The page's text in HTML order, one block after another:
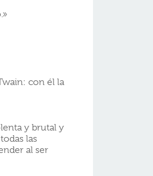
con él la
y brutal y
las
al ser